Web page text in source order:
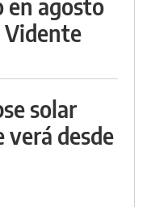
en agosto
Vidente
solar
verá desde